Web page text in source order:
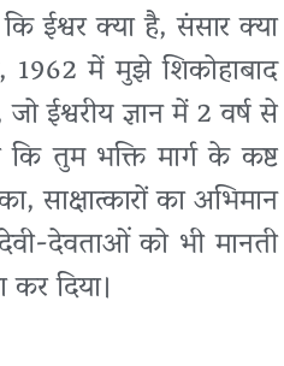
ईश्वर क्या है, संसार क्या
1962 में मुझे शिकोहाबाद
ईश्वरीय ज्ञान में 2 वर्ष से
तुम भक्ति मार्ग के कष्ट
साक्षात्कारों का अभिमान
देवताओं को भी मानती
दिया।